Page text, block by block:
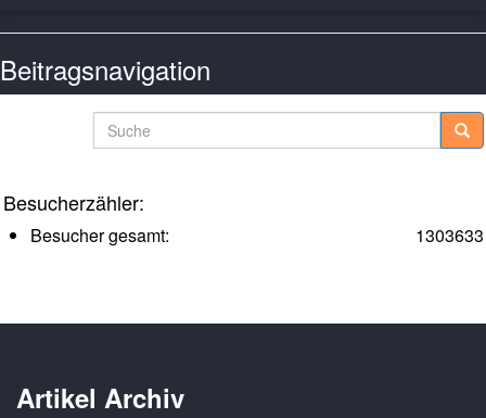
Beitragsnavigation
Suche
Besucherzähler:
1303633
Besucher gesamt:
Artikel Archiv